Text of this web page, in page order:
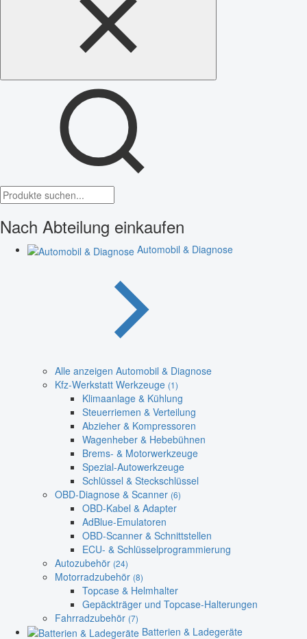
Nach Abteilung einkaufen
Automobil & Diagnose
Alle anzeigen Automobil & Diagnose
Kfz-Werkstatt Werkzeuge (1)
Klimaanlage & Kühlung
Steuerriemen & Verteilung
Abzieher & Kompressoren
Wagenheber & Hebebühnen
Brems- & Motorwerkzeuge
Spezial-Autowerkzeuge
Schlüssel & Steckschlüssel
OBD-Diagnose & Scanner (6)
OBD-Kabel & Adapter
AdBlue-Emulatoren
OBD-Scanner & Schnittstellen
ECU- & Schlüsselprogrammierung
Autozubehör (24)
Motorradzubehör (8)
Topcase & Helmhalter
Gepäckträger und Topcase-Halterungen
Fahrradzubehör (7)
Batterien & Ladegeräte